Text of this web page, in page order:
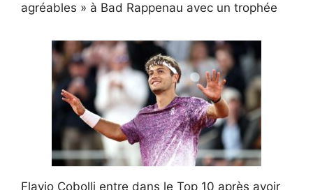
agréables » à Bad Rappenau avec un trophée
Flavio Cobolli entre dans le Top 10 après avoir